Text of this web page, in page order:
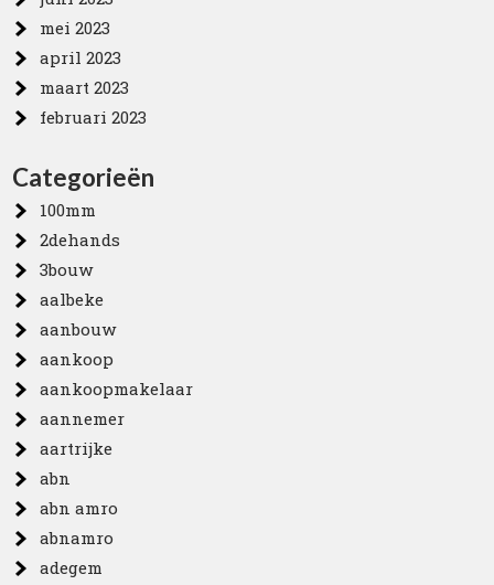
mei 2023
april 2023
maart 2023
februari 2023
Categorieën
100mm
2dehands
3bouw
aalbeke
aanbouw
aankoop
aankoopmakelaar
aannemer
aartrijke
abn
abn amro
abnamro
adegem